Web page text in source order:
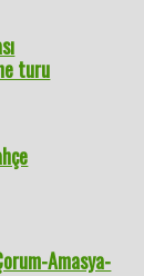
turu
Amasya-